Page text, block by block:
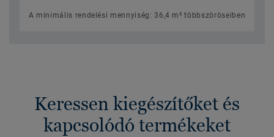
A minimális rendelési mennyiség: 36,4 m² többszöröseiben
Keressen kiegészítőket és
kapcsolódó termékeket